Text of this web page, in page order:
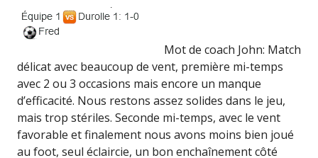
Mot de coach John: Match
délicat avec beaucoup de vent, première mi-temps
avec 2 ou 3 occasions mais encore un manque
d’efficacité. Nous restons assez solides dans le jeu,
mais trop stériles. Seconde mi-temps, avec le vent
favorable et finalement nous avons moins bien joué
au foot, seul éclaircie, un bon enchaînement côté